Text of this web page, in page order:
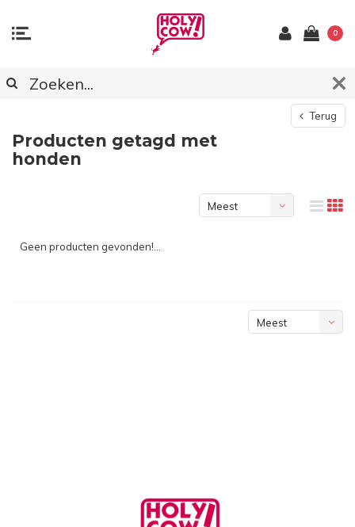
0
Terug
Producten getagd met
honden
Meest
Geen producten gevonden!...
Meest